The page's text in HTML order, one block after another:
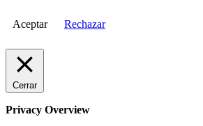
Aceptar Rechazar
Cerrar
Privacy Overview